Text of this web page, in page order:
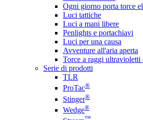
Ogni giorno porta torce
Luci tattiche
Luci a mani libere
Penlights e portachiavi
Luci per una causa
Avventure all'aria aperta
Torce a raggi ultravioletti
Serie di prodotti
TLR
ProTac®
Stinger®
Wedge®
™